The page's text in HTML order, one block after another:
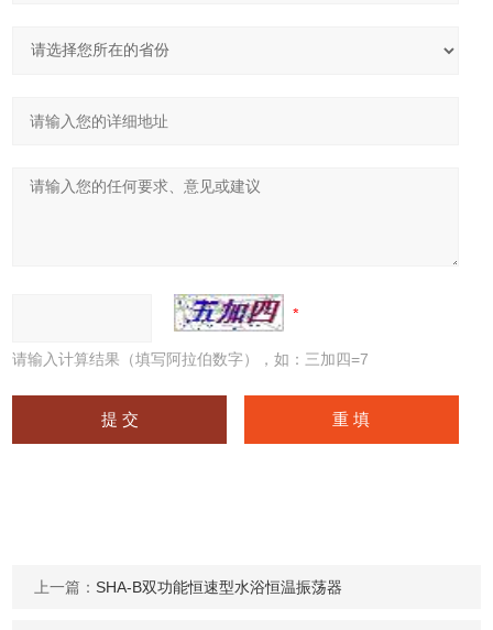
请输入计算结果（填写阿拉伯数字），如：三加四=7
上一篇： SHA-B双功能恒速型水浴恒温振荡器